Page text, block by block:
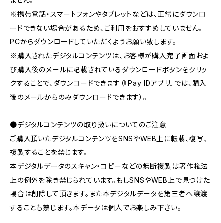
※携帯電話・スマートフォンやタブレットなどは、正常にダウンロ
ードできない場合があるため、ご利用をおすすめしていません。
PCからダウンロードしていただくようお願い致します。
※購入されたデジタルコンテンツは、お客様が購入完了画面およ
び購入後のメールに記載されているダウンロードボタンをクリッ
クすることで、ダウンロードできます（『Pay IDアプリ』では、購入
後のメールからのみダウンロードできます）。
●デジタルコンテンツの取り扱いについてのご注意
ご購入頂いたデジタルコンテンツをSNSやWEB上に転載、複写、
複製することを禁じます。
本デジタルデータのスキャン・コピーなどの無断複製は著作権法
上の例外を除き禁じられています。もしSNSやWEB上で見つけた
場合は削除して頂きます。また本デジタルデータを第三者へ譲渡
することも禁じます。本データは個人でお楽しみ下さい。